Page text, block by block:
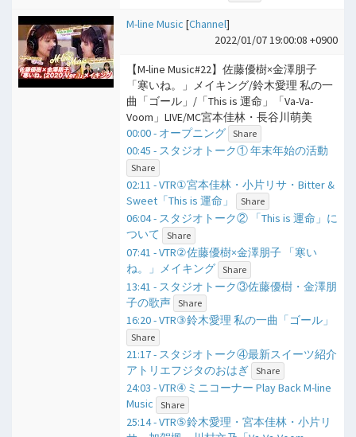
M-line Music [Channel]
2022/01/07 19:00:08 +0900
【M-line Music#22】佐藤優樹×金澤朋子
「寒いね。」メイキング/鈴木愛理 私の一
曲「ゴール」/「This is 運命」「Va-Va-
Voom」LIVE/MC宮本佳林・長谷川萌美
00:00 - オープニング Share
00:45 - スタジオトーク① 年末年始の活動
Share
02:11 - VTR①宮本佳林・小片リサ・Bitter &
Sweet「This is 運命」
Share
06:04 - スタジオトーク② 「This is 運命」に
ついて
Share
07:41 - VTR②佐藤優樹×金澤朋子 「寒い
ね。」メイキング Share
13:41 - スタジオトーク③佐藤優樹・金澤朋
子の歌声 Share
16:20 - VTR③鈴木愛理 私の一曲「ゴール」
Share
21:17 - スタジオトーク④最新スイーツ紹介
アトリエフジタのおはぎ Share
24:03 - VTR④ミニコーナー Play Back M-line
Music
Share
25:14 - VTR⑤鈴木愛理・宮本佳林・小片リ